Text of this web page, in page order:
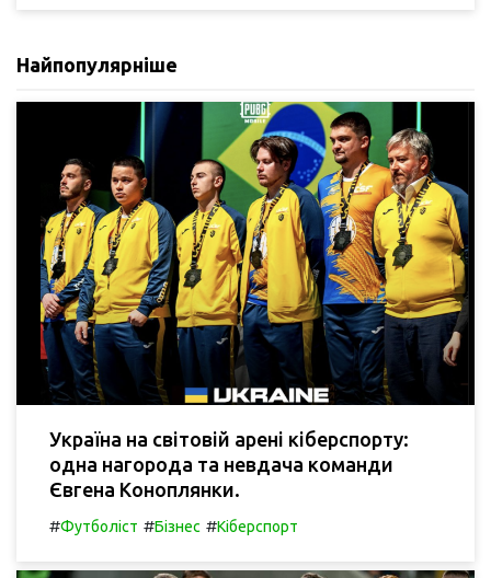
Найпопулярніше
Україна на світовій арені кіберспорту:
одна нагорода та невдача команди
Євгена Коноплянки.
#Футболіст #Бізнес #Кіберспорт